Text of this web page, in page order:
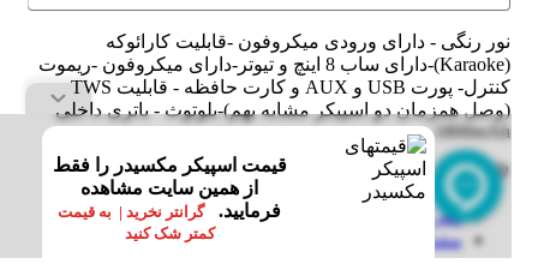
نور رنگی - دارای ورودی میکروفون -قابلیت کارائوکه
(Karaoke)-دارای ساب 8 اینچ و تیوتر-دارای میکروفون -ریموت
کنترل- پورت USB و AUX و کارت حافظه - قابلیت TWS
(وصل همزمان دو اسپیکر مشابه بهم)-بلوتوث - باتری داخلی
1800mAh
گارانتی شرکت گاندو سرویس و خدمات پس از فروش
معرفی
مشخصات
قیمت اسپیکر مکسیدر را فقط
از همین سایت مشاهده
فرمایید.
گرانتر نخرید | به قیمت
کمتر شک کنید